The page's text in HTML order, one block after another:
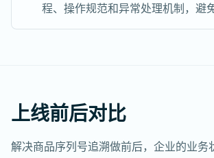
程、操作规范和异常处理机制，避
上线前后对比
解决商品序列号追溯做前后，企业的业务